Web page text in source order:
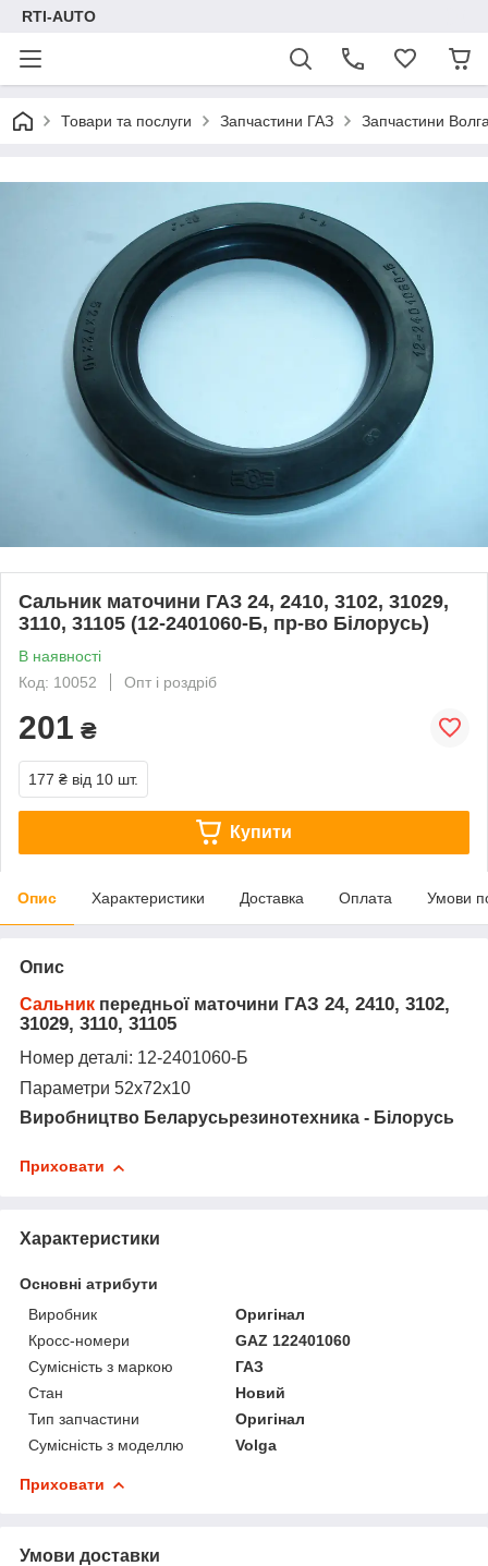
RTI-AUTO
Товари та послуги Запчастини ГАЗ Запчастини
Сальник маточини ГАЗ 24, 2410, 3102, 31029,
3110, 31105 (12-2401060-Б, пр-во Білорусь)
В наявності
Код: 10052
Опт і роздріб
201 ₴
177 ₴ від 10 шт.
Купити
Опис Характеристики Доставка Оплата Умови
Опис
Сальник передньої маточини ГАЗ 24, 2410, 3102,
31029, 3110, 31105
Номер деталі: 12-2401060-Б
Параметри 52х72х10
Виробництво Беларусьрезинотехника - Білорусь
Приховати
Характеристики
Основні атрибути
Виробник
Оригінал
Кросс-номери
GAZ 122401060
Сумісність з маркою
ГАЗ
Стан
Новий
Тип запчастини
Оригінал
Сумісність з моделлю
Volga
Приховати
Умови доставки